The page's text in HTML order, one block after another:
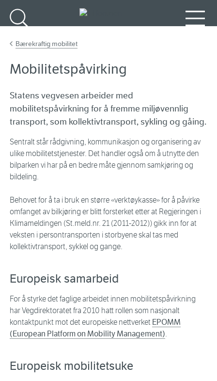
Bærekraftig mobilitet
Mobilitetspåvirking
Statens vegvesen arbeider med
mobilitetspåvirkning for å fremme miljøvennlig
transport, som kollektivtransport, sykling og gåing.
Sentralt står rådgivning, kommunikasjon og organisering av
ulike mobilitetstjenester. Det handler også om å utnytte den
bilparken vi har på en bedre måte gjennom samkjøring og
bildeling.
Behovet for å ta i bruk en større «verktøykasse» for å påvirke
omfanget av bilkjøring er blitt forsterket etter at Regjeringen i
Klimameldingen (St.meld.nr. 21 (2011-2012)) gikk inn for at
veksten i persontransporten i storbyene skal tas med
kollektivtransport, sykkel og gange.
Europeisk samarbeid
For å styrke det faglige arbeidet innen mobilitetspåvirkning
har Vegdirektoratet fra 2010 hatt rollen som nasjonalt
kontaktpunkt mot det europeiske nettverket EPOMM
(European Platform on Mobility Management).
Europeisk mobilitetsuke